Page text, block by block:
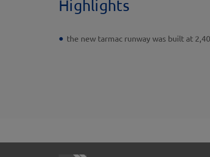
Highlights
the new tarmac runway was built at